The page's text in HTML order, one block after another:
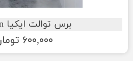
برس توالت ایکیا bolmen
۶۰۰,۰۰۰ تومان